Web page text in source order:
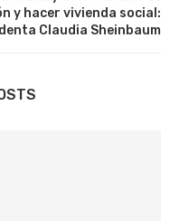
y hacer vivienda social:
Claudia Sheinbaum